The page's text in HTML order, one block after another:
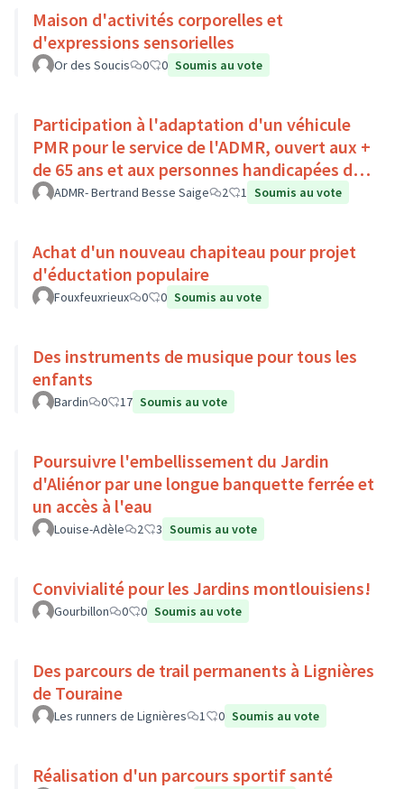
Maison d'activités corporelles et
d'expressions sensorielles
Or des Soucis 0 0 Soumis au vote
Participation à l'adaptation d'un véhicule
PMR pour le service de l'ADMR, ouvert aux +
de 65 ans et aux personnes handicapées du
Pays Loire-Touraine.
ADMR- Bertrand Besse Saige 2 1 Soumis au vote
Achat d'un nouveau chapiteau pour projet
d'éductation populaire
Fouxfeuxrieux 0 0 Soumis au vote
Des instruments de musique pour tous les
enfants
Bardin 0 17 Soumis au vote
Poursuivre l'embellissement du Jardin
d'Aliénor par une longue banquette ferrée et
un accès à l'eau
Louise-Adèle 2 3 Soumis au vote
Convivialité pour les Jardins montlouisiens!
Gourbillon 0 0 Soumis au vote
Des parcours de trail permanents à Lignières
de Touraine
Les runners de Lignières 1 0 Soumis au vote
Réalisation d'un parcours sportif santé